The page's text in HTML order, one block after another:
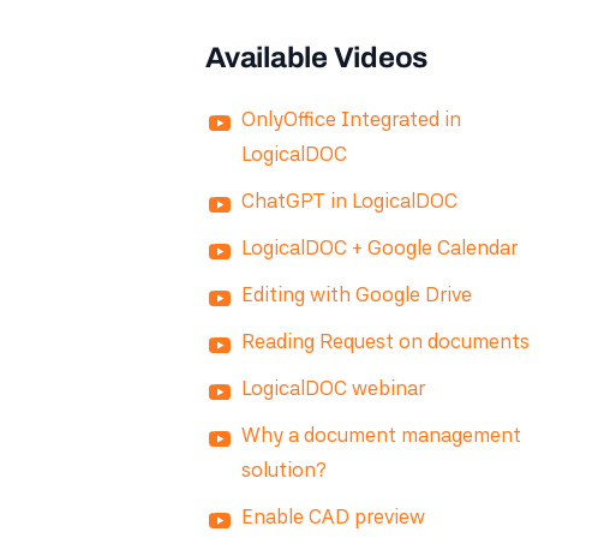
Available Videos
OnlyOffice Integrated in
LogicalDOC
ChatGPT in LogicalDOC
LogicalDOC + Google Calendar
Editing with Google Drive
Reading Request on documents
LogicalDOC webinar
Why a document management
solution?
Enable CAD preview